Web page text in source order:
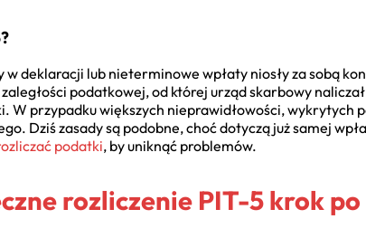
w deklaracji lub nieterminowe wpłaty niosły za sobą
podatkowej, od której urząd skarbowy
W przypadku większych nieprawidłowości, wykrytych
Dziś zasady są podobne, choć dotyczą już samej
podatki, by uniknąć problemów.
rozliczenie PIT-5 krok